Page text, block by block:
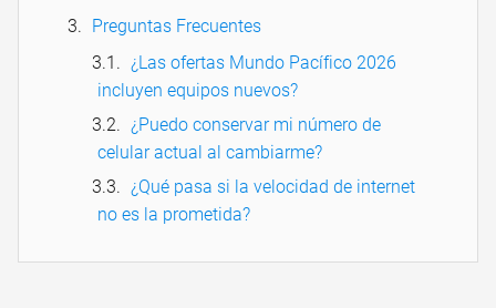
Preguntas Frecuentes
¿Las ofertas Mundo Pacífico 2026
incluyen equipos nuevos?
¿Puedo conservar mi número de
celular actual al cambiarme?
¿Qué pasa si la velocidad de internet
no es la prometida?